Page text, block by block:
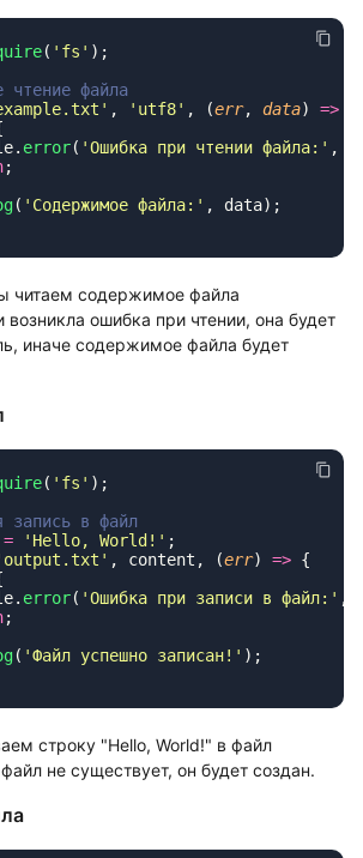
( ' fs '
' , ' utf8' , (err, data) =>
error( 'Ошибка при чтении файла: '
( ' Содержимое файла: '
читаем содержимое файла
возникла ошибка при чтении, она будет
иначе содержимое файла будет
( ' fs '
= ' Hello, World! '
output.txt ' , content, (err) =>
error( 'Ошибка при записи в файл: '
( 'Файл успешно записан! '
строку "Hello, World!" в файл
не существует, он будет создан.